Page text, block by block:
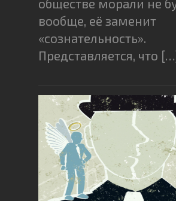
обществе морали не
вообще, её заменит
«сознательность».
Представляется, что